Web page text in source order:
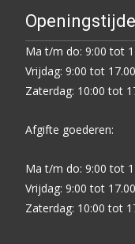
Ma t/m do: 9:00 tot
Vrijdag: 9:00 tot 17.00
Zaterdag: 10:00 tot
Afgifte goederen:
Ma t/m do: 9:00 tot
Vrijdag: 9:00 tot 17.00
Zaterdag: 10:00 tot